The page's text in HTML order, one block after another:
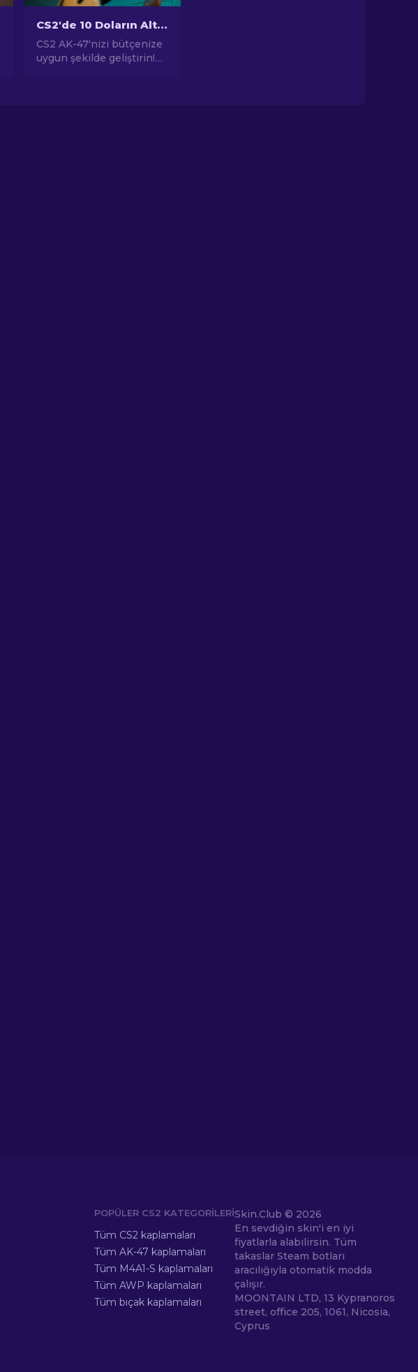
CS2'de 10 Doların Altında En İyi Ucuz AK-47 Skinleri
CS2 AK-47'nizi bütçenize
uygun şekilde geliştirin!
POPÜLER CS2 KATEGORILERI
Tüm CS2 kaplamaları
Tüm AK-47 kaplamaları
Tüm M4A1-S kaplamaları
Tüm AWP kaplamaları
Tüm bıçak kaplamaları
Skin.Club © 2026
En sevdiğin skin'i en iyi
fiyatlarla alabilirsin. Tüm
takaslar Steam botları
aracılığıyla otomatik modda
çalışır.
MOONTAIN LTD, 13 Kypranoros
street, office 205, 1061, Nicosia,
Cyprus